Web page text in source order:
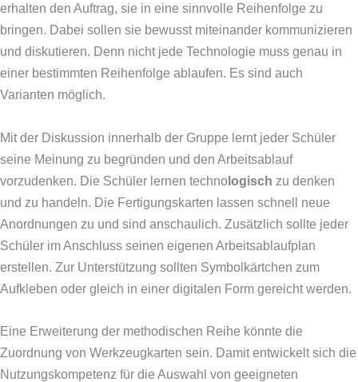
erhalten den Auftrag, sie in eine sinnvolle Reihenfolge zu
bringen. Dabei sollen sie bewusst miteinander kommunizieren
und diskutieren. Denn nicht jede Technologie muss genau in
einer bestimmten Reihenfolge ablaufen. Es sind auch
Varianten möglich.
Mit der Diskussion innerhalb der Gruppe lernt jeder Schüler
seine Meinung zu begründen und den Arbeitsablauf
vorzudenken. Die Schüler lernen technologisch zu denken
und zu handeln. Die Fertigungskarten lassen schnell neue
Anordnungen zu und sind anschaulich. Zusätzlich sollte jeder
Schüler im Anschluss seinen eigenen Arbeitsablaufplan
erstellen. Zur Unterstützung sollten Symbolkärtchen zum
Aufkleben oder gleich in einer digitalen Form gereicht werden.
Eine Erweiterung der methodischen Reihe könnte die
Zuordnung von Werkzeugkarten sein. Damit entwickelt sich die
Nutzungskompetenz für die Auswahl von geeigneten